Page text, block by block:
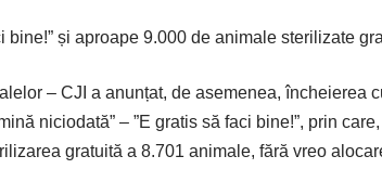
bine!” și aproape 9.000 de animale sterilizate
– CJI a anunțat, de asemenea, încheierea
niciodată” – ”E gratis să faci bine!”, prin
gratuită a 8.701 animale, fără vreo